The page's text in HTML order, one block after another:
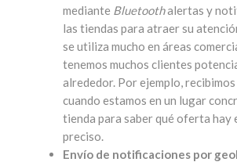
mediante Bluetoothalertas y
las tiendas para atraer su
se utiliza mucho en áreas
tenemos muchos clientes
alrededor. Por ejemplo,
cuando estamos en un lugar
tienda para saber qué oferta hay
preciso.
Envío de notificaciones por